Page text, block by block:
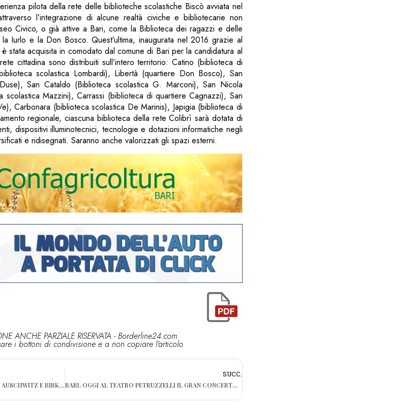
pilota della rete delle biblioteche scolastiche Biscò avviata nel
l’integrazione di alcune realtà civiche e bibliotecarie non
Civico, o già attive a Bari, come la Biblioteca dei ragazzi e delle
Iurlo e la Don Bosco. Quest’ultima, inaugurata nel 2016 grazie al
stata acquisita in comodato dal comune di Bari per la candidatura al
cittadina sono distribuiti sull’intero territorio: Catino (biblioteca di
scolastica Lombardi), Libertà (quartiere Don Bosco), San
San Cataldo (Biblioteca scolastica G. Marconi), San Nicola
scolastica Mazzini), Carrassi (biblioteca di quartiere Cagnazzi), San
Carbonara (biblioteca scolastica De Marinis), Japigia (biblioteca di
regionale, ciascuna biblioteca della rete Colibrì sarà dotata di
dispositivi illuminotecnici, tecnologie e dotazioni informatiche negli
e ridisegnati. Saranno anche valorizzati gli spazi esterni.
ANCHE PARZIALE RISERVATA - Borderline24.com
i bottoni di condivisione e a non copiare l'articolo.
BARI, UNA MOSTRA FOTOGRAFICA SU AUSCHWITZ E BIRKENAU IN CONSIGLIO REGIONALE
SUCC.
BARI, OGGI AL TEATRO PETRUZZELLI IL GRAN CONCERTO DEDICATO AD ALDO MORO